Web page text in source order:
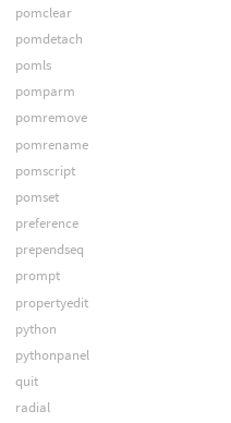
pomclear
pomdetach
pomls
pomparm
pomremove
pomrename
pomscript
pomset
preference
prependseq
prompt
propertyedit
python
pythonpanel
quit
radial